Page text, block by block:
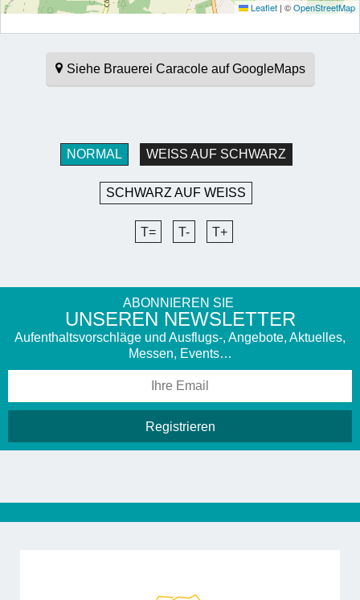
Leaflet | ©OpenStreetMap
Siehe Brauerei Caracole auf GoogleMaps
NORMAL WEISS AUF SCHWARZ
SCHWARZ AUF WEISS
T= T- T+
ABONNIEREN SIE
UNSEREN NEWSLETTER
Aufenthaltsvorschläge und Ausflugs-, Angebote, Aktuelles,
Messen, Events…